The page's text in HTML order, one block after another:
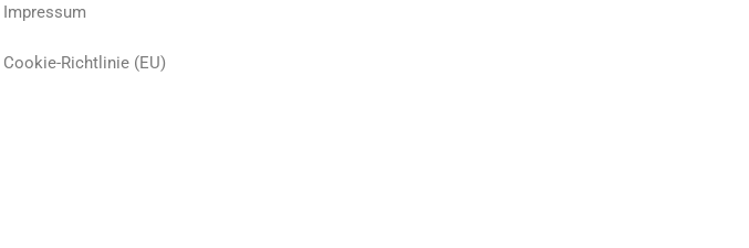
Impressum
Cookie-Richtlinie (EU)